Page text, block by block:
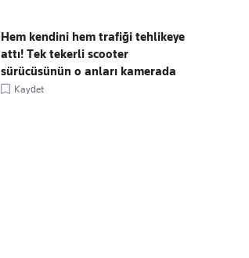
Hem kendini hem trafiği tehlikeye
attı! Tek tekerli scooter
sürücüsünün o anları kamerada
Kaydet